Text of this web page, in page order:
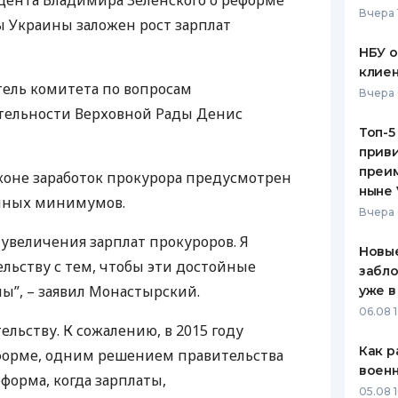
ЕЖЕМЕСЯЧНЫЙ ОБЗОР
ВСЕ
Украины заложен рост зарплат
комитета по вопросам
Верховной Рады Денис
заработок прокурора предусмотрен
минимумов.
зарплат прокуроров. Я
с тем, чтобы эти достойные
– заявил Монастырский.
К сожалению, в 2015 году
одним решением правительства
когда зарплаты,
Вчера
НБУ
Вчера
Топ-
ныне
Вчера
уже в
06.08
Как
05.08